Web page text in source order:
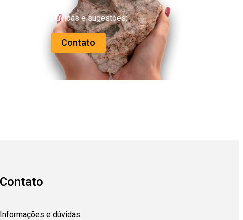
Dúvidas e sugestões:
Contato
Contato
Informações e dúvidas